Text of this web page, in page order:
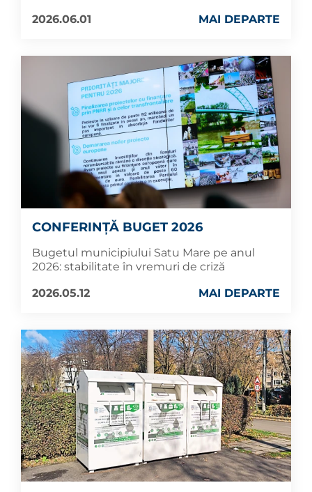
2026.06.01 MAI DEPARTE
CONFERINȚĂ BUGET 2026
Bugetul municipiului Satu Mare pe anul
2026: stabilitate în vremuri de criză
2026.05.12
MAI DEPARTE